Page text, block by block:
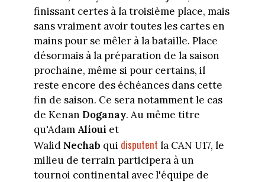
finissant certes à la troisième place, mais
sans vraiment avoir toutes les cartes en
mains pour se mêler à la bataille. Place
désormais à la préparation de la saison
prochaine, même si pour certains, il
reste encore des échéances dans cette
fin de saison. Ce sera notamment le cas
de Kenan Doganay. Au même titre
qu'Adam Alioui et
WalidNechab qui disputent la CAN U17, le
milieu de terrain participera à un
tournoi continental avec l'équipe de